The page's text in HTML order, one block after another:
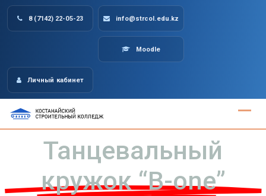
8 (7142) 22-05-23 info@strcol.edu.kz
Moodle
Личный кабинет
Танцевальный
кружок “B-one”